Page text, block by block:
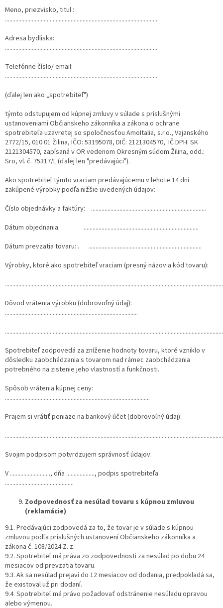
Meno, priezvisko, titul :
......................................................................................................
Adresa bydliska:
......................................................................................................
Telefónne číslo/ email:
......................................................................................................
(ďalej len ako „spotrebiteľ")
týmto odstupujem od kúpnej zmluvy v súlade s príslušnými
ustanoveniami Občianskeho zákonníka a zákona o ochrane
spotrebiteľa uzavretej so spoločnosťou AmoItalia, s.r.o., Vajanského
2772/15, 010 01 Žilina, IČO: 53195078, DIČ: 2121304570, IČ DPH: SK
2121304570, zapísaná v OR vedenom Okresným súdom Žilina, odd.:
Sro, vl. č. 75317/L(ďalej len "predávajúci").
Ako spotrebiteľ týmto vraciam predávajúcemu v lehote 14 dní
zakúpené výrobky podľa nižšie uvedených údajov:
Číslo objednávky a faktúry: .............................................................................
Dátum objednania: .............................................................................
Dátum prevzatia tovaru: . ............................................................................
Výrobky, ktoré ako spotrebiteľ vraciam (presný názov a kód tovaru):
Dôvod vrátenia výrobku (dobrovoľný údaj):
.........................................................................................
Spotrebiteľ zodpovedá za zníženie hodnoty tovaru, ktoré vzniklo v
dôsledku zaobchádzania s tovarom nad rámec zaobchádzania
potrebného na zistenie jeho vlastností a funkčnosti.
Spôsob vrátenia kúpnej ceny:
.................................................................................................
Prajem si vrátiť peniaze na bankový účet (dobrovoľný údaj):
Svojim podpisom potvrdzujem správnosť údajov.
V ..........................., dňa ..................., podpis spotrebiteľa
..............................................
Zodpovednosť za nesúlad tovaru s kúpnou zmluvou
(reklamácie)
9.1. Predávajúci zodpovedá za to, že tovar je v súlade s kúpnou
zmluvou podľa príslušných ustanovení Občianskeho zákonníka a
zákona č. 108/2024 Z. z.
9.2. Spotrebiteľ má práva zo zodpovednosti za nesúlad po dobu 24
mesiacov od prevzatia tovaru.
9.3. Ak sa nesúlad prejaví do 12 mesiacov od dodania, predpokladá sa,
že existoval už pri dodaní.
9.4. Spotrebiteľ má právo požadovať odstránenie nesúladu opravou
alebo výmenou.